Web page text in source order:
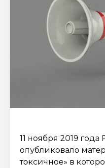
11 ноября 2019
опубликовало
токсичное» в